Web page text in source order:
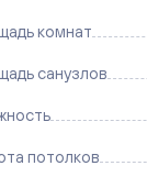
комнат
санузлов
потолков